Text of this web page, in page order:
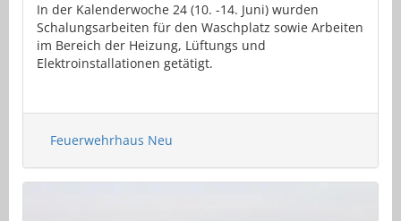
In der Kalenderwoche 24 (10. -14. Juni) wurden
Schalungsarbeiten für den Waschplatz sowie Arbeiten
im Bereich der Heizung, Lüftungs und
Elektroinstallationen getätigt.
Feuerwehrhaus Neu